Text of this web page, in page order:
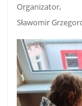
Organizator,
Sławomir